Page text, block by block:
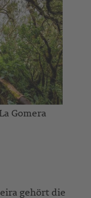
Gomera
gehört die